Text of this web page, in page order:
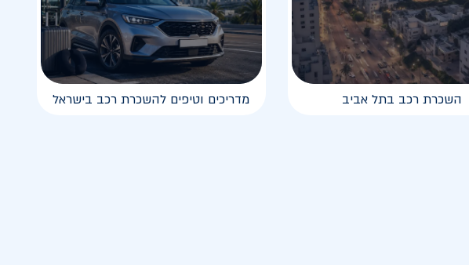
השכרת רכב בתל אביב מדריכים וטיפים להשכרת רכב בישראל